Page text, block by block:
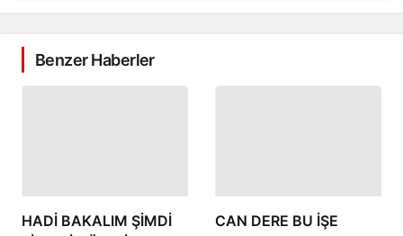
Benzer Haberler
HADİ BAKALIM ŞİMDİ
CAN DERE BU İŞE